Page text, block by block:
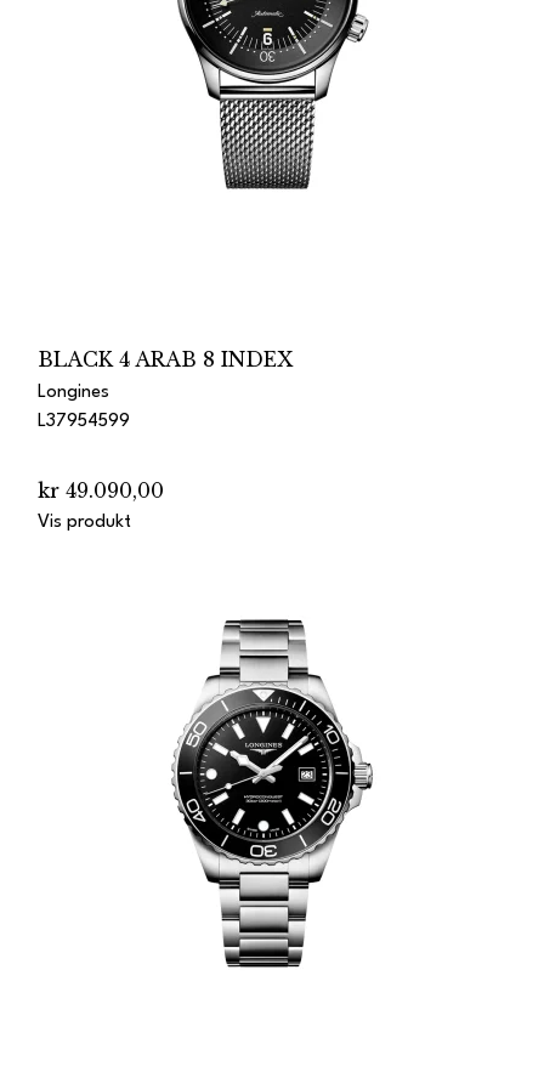
BLACK 4 ARAB 8 INDEX
Longines
L37954599
kr 49.090,00
Vis produkt